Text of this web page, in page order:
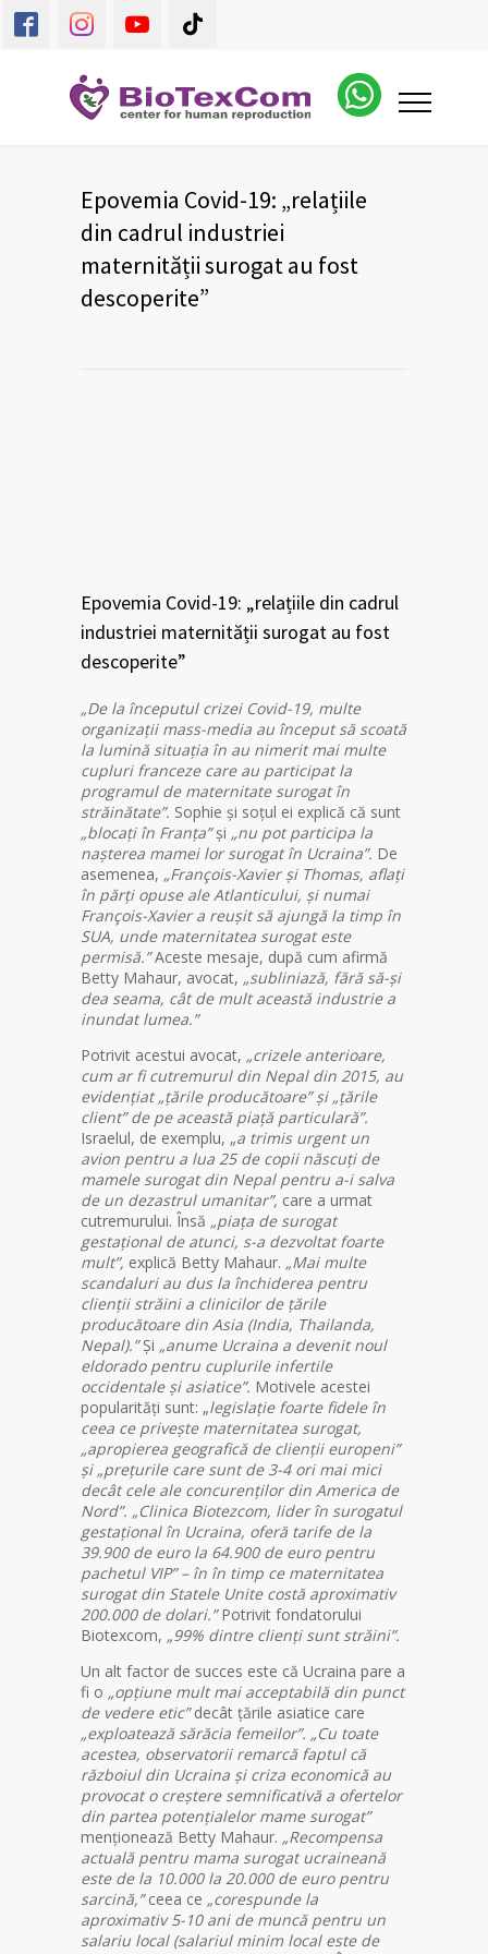
Epovemia Covid-19: „relațiile
din cadrul industriei
maternității surogat au fost
descoperite”
Epovemia Covid-19: „relațiile din cadrul
industriei maternității surogat au fost
descoperite”
„De la începutul crizei Covid-19, multe
organizații mass-media au început să scoată
la lumină situația în au nimerit mai multe
cupluri franceze care au participat la
programul de maternitate surogat în
străinătate”. Sophie și soțul ei explică că sunt
„blocați în Franța”și „nu pot participa la
nașterea mamei lor surogat în Ucraina”. De
asemenea, „François-Xavier și Thomas, aflați
în părți opuse ale Atlanticului, și numai
François-Xavier a reușit să ajungă la timp în
SUA, unde maternitatea surogat este
permisă.”Aceste mesaje, după cum afirmă
Betty Mahaur, avocat, „subliniază, fără să-și
dea seama, cât de mult această industrie a
inundat lumea.”
Potrivit acestui avocat, „crizele anterioare,
cum ar fi cutremurul din Nepal din 2015, au
evidențiat „țările producătoare” și „țările
client” de pe această piață particulară”.
Israelul, de exemplu, „a trimis urgent un
avion pentru a lua 25 de copii născuți de
mamele surogat din Nepal pentru a-i salva
de un dezastrul umanitar”, care a urmat
cutremurului. Însă „piața de surogat
gestațional de atunci, s-a dezvoltat foarte
mult”, explică Betty Mahaur. „Mai multe
scandaluri au dus la închiderea pentru
clienții străini a clinicilor de țările
producătoare din Asia (India, Thailanda,
Nepal).”Și „anume Ucraina a devenit noul
eldorado pentru cuplurile infertile
occidentale și asiatice”. Motivele acestei
popularități sunt: „legislație foarte fidele în
ceea ce privește maternitatea surogat,
„apropierea geografică de clienții europeni”
și „prețurile care sunt de 3-4 ori mai mici
decât cele ale concurenților din America de
Nord”. „Clinica Biotezcom, lider în surogatul
gestațional în Ucraina, oferă tarife de la
39.900 de euro la 64.900 de euro pentru
pachetul VIP” – în în timp ce maternitatea
surogat din Statele Unite costă aproximativ
200.000 de dolari.”Potrivit fondatorului
Biotexcom, „99% dintre clienți sunt străini”.
Un alt factor de succes este că Ucraina pare a
fi o „opțiune mult mai acceptabilă din punct
de vedere etic”decât țările asiatice care
„exploatează sărăcia femeilor”. „Cu toate
acestea, observatorii remarcă faptul că
războiul din Ucraina și criza economică au
provocat o creștere semnificativă a ofertelor
din partea potențialelor mame surogat”
menționează Betty Mahaur. „Recompensa
actuală pentru mama surogat ucraineană
este de la 10.000 la 20.000 de euro pentru
sarcină,”ceea ce „corespunde la
aproximativ 5-10 ani de muncă pentru un
salariu local (salariul minim local este de